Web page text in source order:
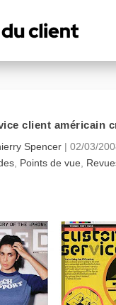
client américain
Spencer| 02/03/
Points de vue